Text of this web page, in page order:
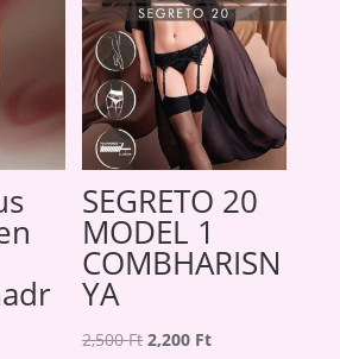
SEGRETO 20
MODEL 1
COMBHARISN
YA
2,500Ft Original
2,200 FtCurrent